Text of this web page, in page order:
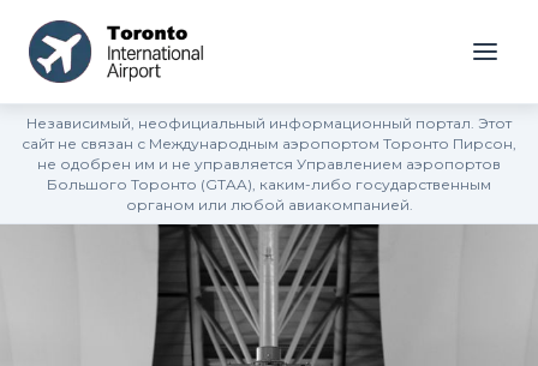
Независимый, неофициальный информационный портал. Этот
сайт не связан с Международным аэропортом Торонто Пирсон,
не одобрен им и не управляется Управлением аэропортов
Большого Торонто (GTAA), каким-либо государственным
органом или любой авиакомпанией.